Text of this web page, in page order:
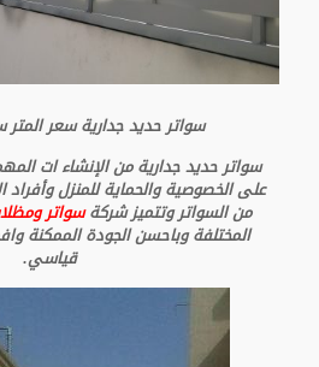
سواتر حديد جدارية سعر المتر
سواتر حديد جدارية من الإنشاء ات
على الخصوصية والحماية للمنزل وأفراد
من السواتر وتتميز شركةسواتر
المختلفة وباحسن الجودة الممكنة
قياسي.